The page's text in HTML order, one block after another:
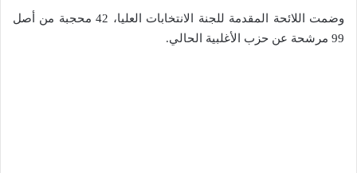
وضمت اللائحة المقدمة للجنة الانتخابات العليا، 42 محجبة من أصل
99 مرشحة عن حزب الأغلبية الحالي.